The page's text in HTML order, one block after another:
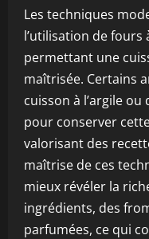
Les techniques
l’utilisation de fours
permettant une
maîtrisée. Certains
cuisson à l’argile
pour conserver
valorisant des
maîtrise de ces
mieux révéler la
ingrédients, des
parfumées, ce qui